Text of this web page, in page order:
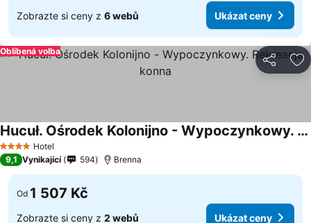
Zobrazte si ceny z 6 webů Ukázat ceny
Sdílet
Oblíbená volba
4 Počet hvězdiček
Hotel
Hucuł. Ośrodek Kolonijno - Wypoczynkowy. Rekreacja konna
Ukázat ceny
9,1 Vynikající 594 Brenna
Od 1 507 Kč
Zobrazte si ceny z 2 webů Ukázat ceny